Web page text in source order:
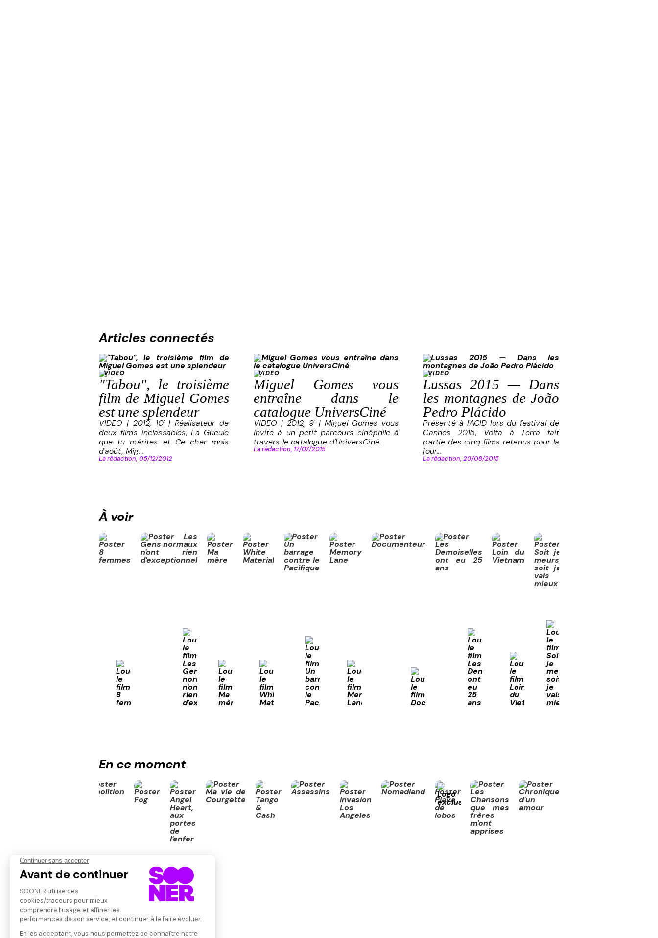
Articles connectés
VIDÉO
"Tabou", le troisième
film de Miguel Gomes
est une splendeur
VIDEO | 2012, 10' | Réalisateur de
deux films inclassables, La Gueule
que tu mérites et Ce cher mois
d'août, Mig...
La rédaction, 05/12/2012
VIDÉO
Miguel Gomes vous
entraîne dans le
catalogue UniversCiné
VIDEO | 2012, 9' | Miguel Gomes vous
invite à un petit parcours cinéphile à
travers le catalogue d'UniversCiné.
La rédaction, 17/07/2015
VIDÉO
Lussas 2015 — Dans
les montagnes de João
Pedro Plácido
Présenté à l'ACID lors du festival de
Cannes 2015, Volta à Terra fait
partie des cinq films retenus pour la
jour...
La rédaction,20/08/2015
À voir
En ce moment